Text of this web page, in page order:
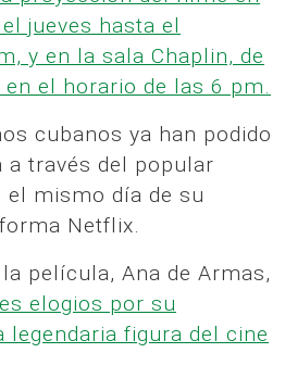
jueves hasta el
y en la sala Chaplin, de
el horario de las 6 pm.
cubanos ya han podido
través del popular
el mismo día de su
Netflix.
película, Ana de Armas,
elogios por su
legendaria figura del cine